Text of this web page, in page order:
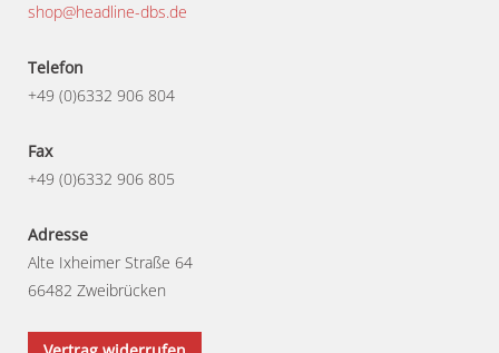
shop@headline-dbs.de
Telefon
+49 (0)6332 906 804
Fax
+49 (0)6332 906 805
Adresse
Alte Ixheimer Straße 64
66482 Zweibrücken